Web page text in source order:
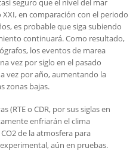
seguro que el nivel del mar
en comparación con el periodo
es probable que siga subiendo
continuará. Como resultado,
los eventos de marea
vez por siglo en el pasado
vez por año, aumentando la
zonas bajas.
(RTE o CDR, por sus siglas en
enfriarán el clima
de la atmosfera para
aún en pruebas.